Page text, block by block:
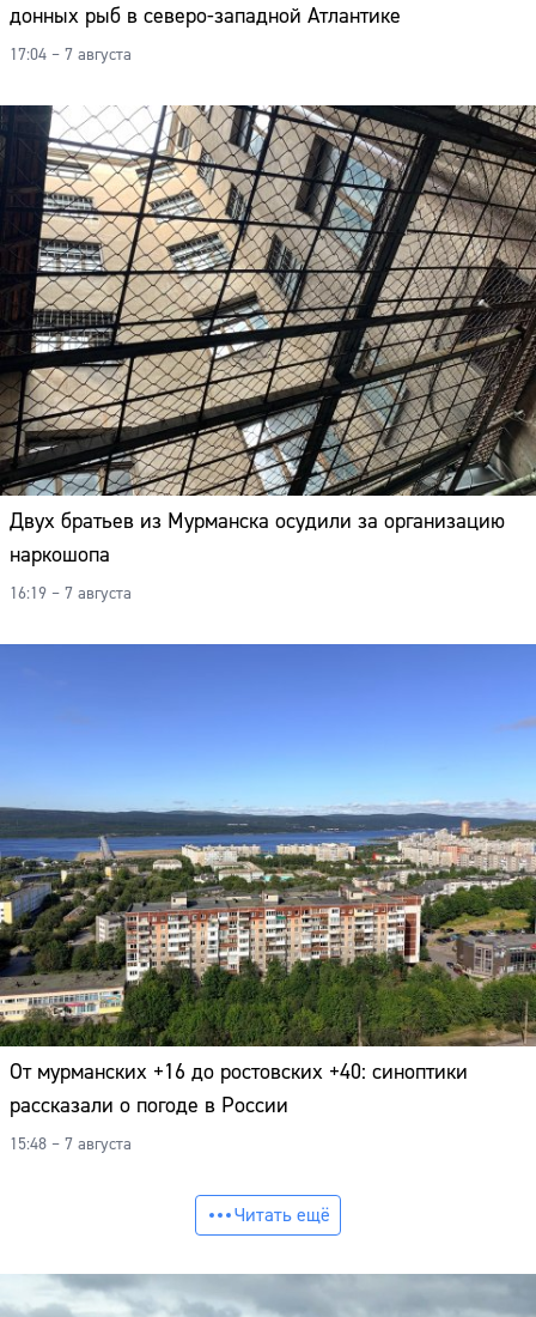
донных рыб в северо-западной Атлантике
17:04 – 7 августа
Двух братьев из Мурманска осудили за организацию
наркошопа
16:19 – 7 августа
От мурманских +16 до ростовских +40: синоптики
рассказали о погоде в России
15:48 – 7 августа
Читать ещё